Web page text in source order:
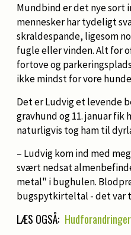
Mundbind er det nye sort
mennesker har tydeligt
skraldespande, ligesom
fugle eller vinden. Alt for
fortove og
ikke mindst for vore
Det er Ludvig et levende
gravhund og 11. januar
naturligvis tog ham til
– Ludvig kom ind med
svært nedsat
metal" i bughulen.
bugspytkirteltal - det var
LÆS OGSÅ: